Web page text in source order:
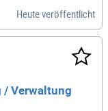
die Umsetzun
Zude
und koor
Au
eine vergleichb
WEG-Verwaltu
erforderlich.
Heute veröffentlicht
/ Verwaltung